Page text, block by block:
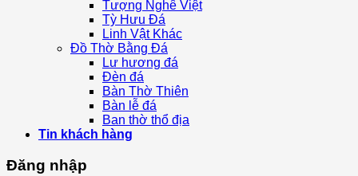
Tượng Nghê Việt
Tỳ Hưu Đá
Linh Vật Khác
Đồ Thờ Bằng Đá
Lư hương đá
Đèn đá
Bàn Thờ Thiên
Bàn lễ đá
Ban thờ thổ địa
Tin khách hàng
Đăng nhập